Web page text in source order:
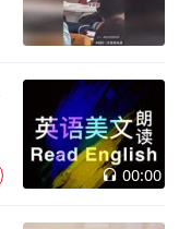
00:00